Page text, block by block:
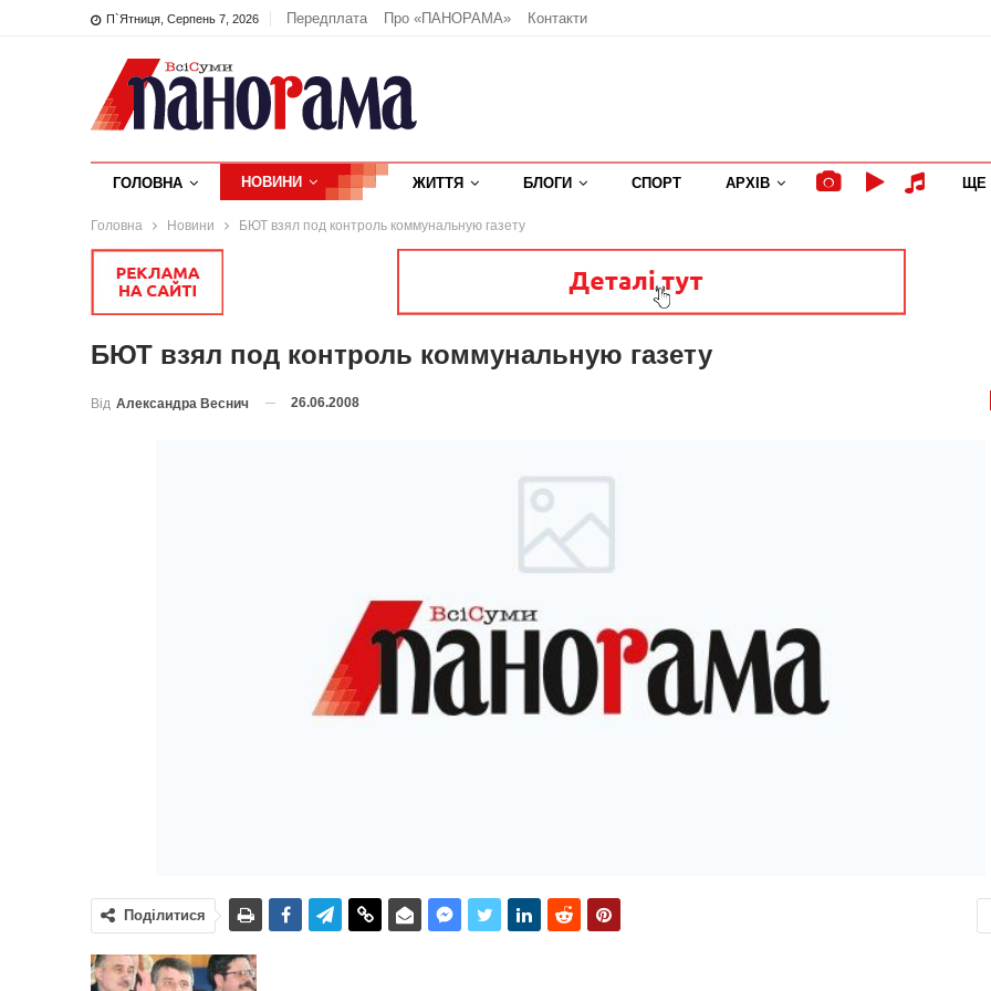
П`ятниця, Серпень 7, 2026 Передплата Про «ПАНОРАМА» Контакти
ГОЛОВНА НОВИНИ ЖИТТЯ БЛОГИ СПОРТ АРХІВ ЩЕ
Головна Новини БЮТ взял под контроль коммунальную газету
БЮТ взял под контроль коммунальную газету
Від Александра Веснич 26.06.2008
Поділитися